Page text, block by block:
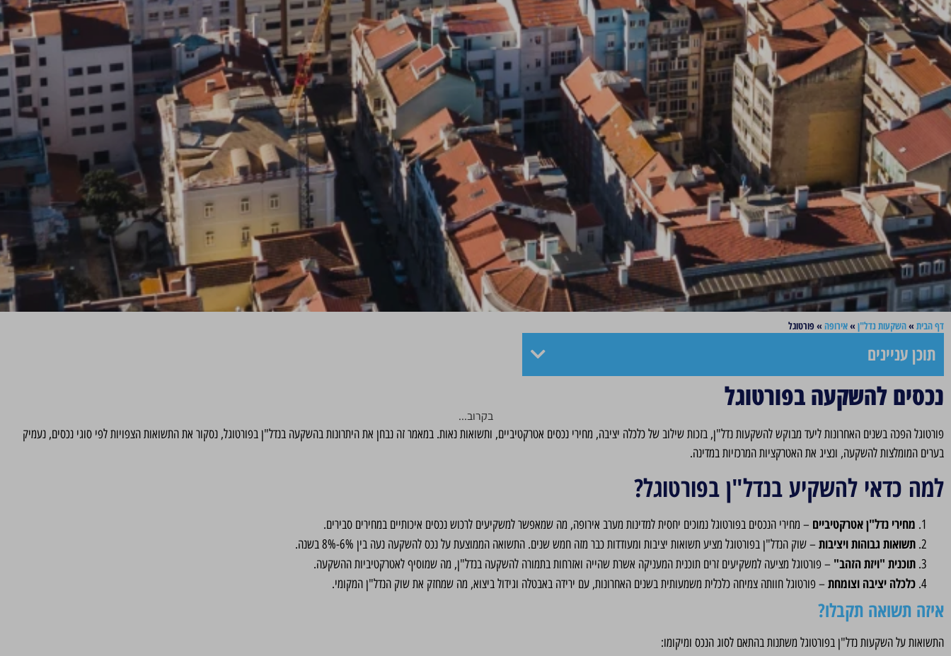
דף הבית »השקעות נדל"ן »אירופה »פורטוגל
תוכן עניינים
נכסים להשקעה בפורטוגל
בקרוב...
פורטוגל הפכה בשנים האחרונות ליעד מבוקש להשקעות נדל"ן, בזכות שילוב של כלכלה יציבה, מחירי נכסים אטרקטיביים, ותשואות נאות. במאמר זה נבחן את היתרונות בהשקעה בנדל"ן בפורטוגל, נסקור את התשואות הצפויות לפי סוגי נכסים, נעמיק
בערים המומלצות להשקעה, ונציג את האטרקציות המרכזיות במדינה.
למה כדאי להשקיע בנדל"ן בפורטוגל?
מחירי נדל"ן אטרקטיביים – מחירי הנכסים בפורטוגל נמוכים יחסית למדינות מערב אירופה, מה שמאפשר למשקיעים לרכוש נכסים איכותיים במחירים סבירים.
תשואות גבוהות ויציבות – שוק הנדל"ן בפורטוגל מציע תשואות יציבות ומעודדות כבר מזה חמש שנים. התשואה הממוצעת על נכס להשקעה נעה בין 6%-8% בשנה.
תוכנית "ויזת הזהב" – פורטוגל מציעה למשקיעים זרים תוכנית המעניקה אשרת שהייה ואזרחות בתמורה להשקעה בנדל"ן, מה שמוסיף לאטרקטיביות ההשקעה.
כלכלה יציבה וצומחת – פורטוגל חוותה צמיחה כלכלית משמעותית בשנים האחרונות, עם ירידה באבטלה וגידול ביצוא, מה שמחזק את שוק הנדל"ן המקומי.
איזה תשואה תקבלו?
התשואות על השקעות נדל"ן בפורטוגל משתנות בהתאם לסוג הנכס ומיקומו: